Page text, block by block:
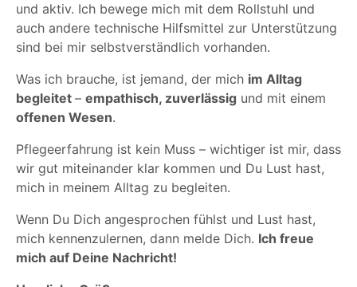
und aktiv. Ich bewege mich mit dem Rollstuhl und
auch andere technische Hilfsmittel zur Unterstützung
sind bei mir selbstverständlich vorhanden.
Was ich brauche, ist jemand, der mich im Alltag
begleitet – empathisch, zuverlässig und mit einem
offenen Wesen.
Pflegeerfahrung ist kein Muss – wichtiger ist mir, dass
wir gut miteinander klar kommen und Du Lust hast,
mich in meinem Alltag zu begleiten.
Wenn Du Dich angesprochen fühlst und Lust hast,
mich kennenzulernen, dann melde Dich. Ich freue
mich auf Deine Nachricht!